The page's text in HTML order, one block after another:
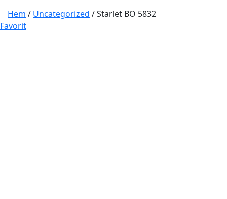
Hem / Uncategorized / Starlet BO 5832
Favorit